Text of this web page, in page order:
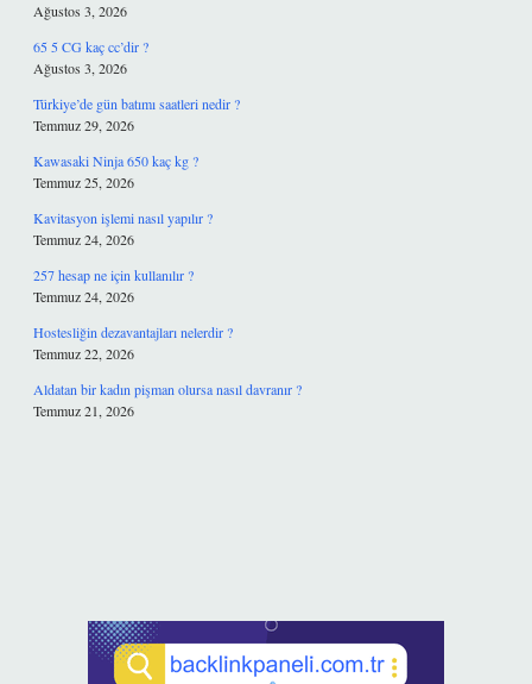
Ağustos 3, 2026
65 5 CG kaç cc’dir ?
Ağustos 3, 2026
Türkiye’de gün batımı saatleri nedir ?
Temmuz 29, 2026
Kawasaki Ninja 650 kaç kg ?
Temmuz 25, 2026
Kavitasyon işlemi nasıl yapılır ?
Temmuz 24, 2026
257 hesap ne için kullanılır ?
Temmuz 24, 2026
Hostesliğin dezavantajları nelerdir ?
Temmuz 22, 2026
Aldatan bir kadın pişman olursa nasıl davranır ?
Temmuz 21, 2026